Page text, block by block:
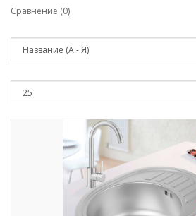
Сравнение (0)